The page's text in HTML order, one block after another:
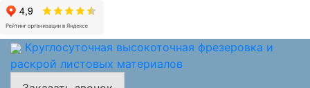
Круглосуточная высокоточная фрезеровка и
раскрой листовых материалов